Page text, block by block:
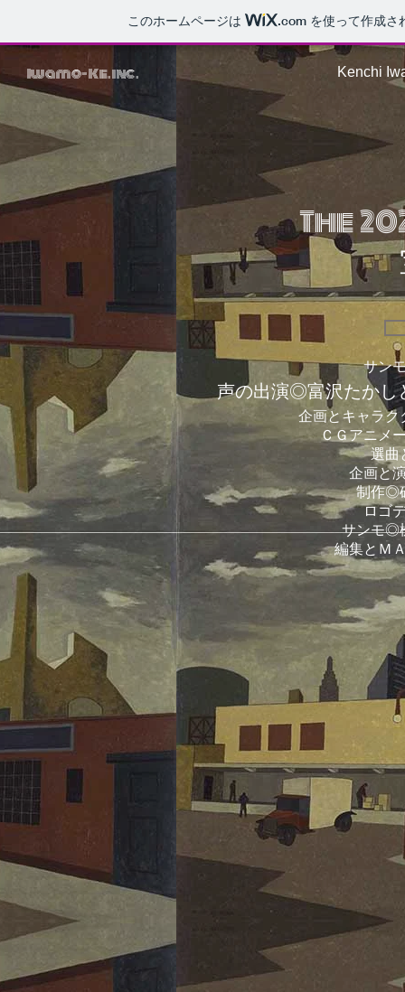
このホームページは .comを使って作成さ
Iwamo-Ke.inc. Kenchi
The
サン
声の出演◎富沢たかし
企画とキャラ
ＣＧアニメ
選曲
企画と
制作◎
ロゴ
サンモ◎
編集とＭ